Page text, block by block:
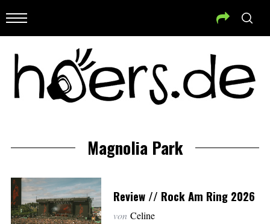
Magnolia Park
Review // Rock Am Ring 2026
von Celine